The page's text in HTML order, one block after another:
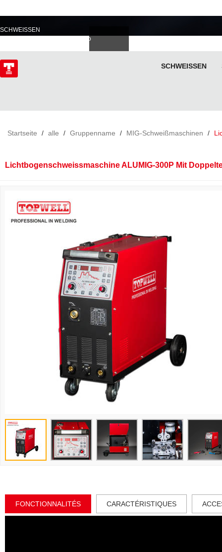
SCHWEISSEN
Italiano
SCHWEISSEN
Startseite / alle / Gruppenname / MIG-Schweißmaschinen /
Lichtbogenschweissmaschine ALUMIG-300P Mit
FONCTIONNALITÉS CARACTÉRISTIQUES